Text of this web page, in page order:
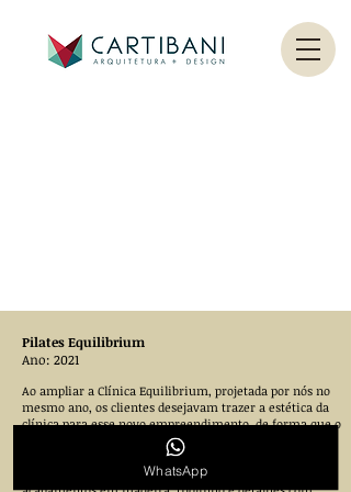
Pilates Equilibrium
Ano: 2021
Ao ampliar a Clínica Equilibrium, projetada por nós no
mesmo ano, os clientes desejavam trazer a estética da
clínica para esse novo empreendimento, de forma que o
espaço fosse elegante e refinado, traduzindo o
acolhimento e qualidade dos serviços prestados.
O espaço foi totalmente reformulado, contando com
WhatsApp